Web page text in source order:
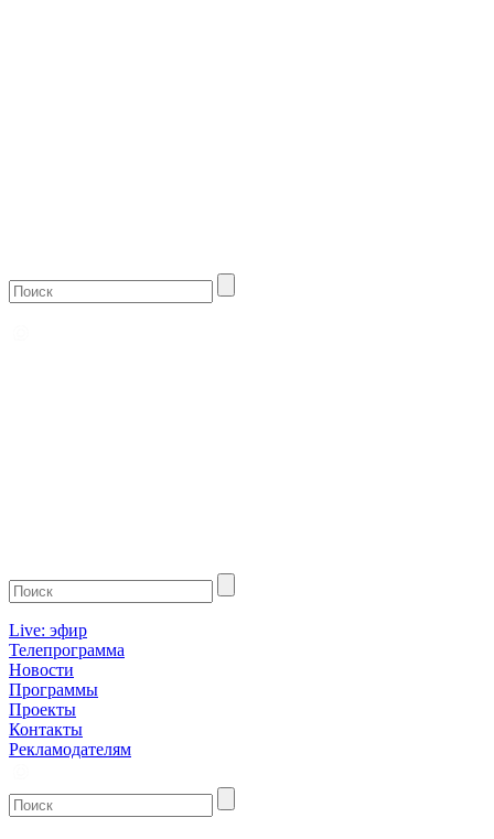
Live: эфир
Телепрограмма
Новости
Программы
Проекты
Контакты
Рекламодателям